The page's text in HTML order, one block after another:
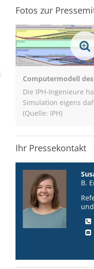
Fotos zur
Computermodell
Die IPH-Ingenieure
Simulation eigens
(Quelle: IPH)
Ihr Pressekontakt
B.